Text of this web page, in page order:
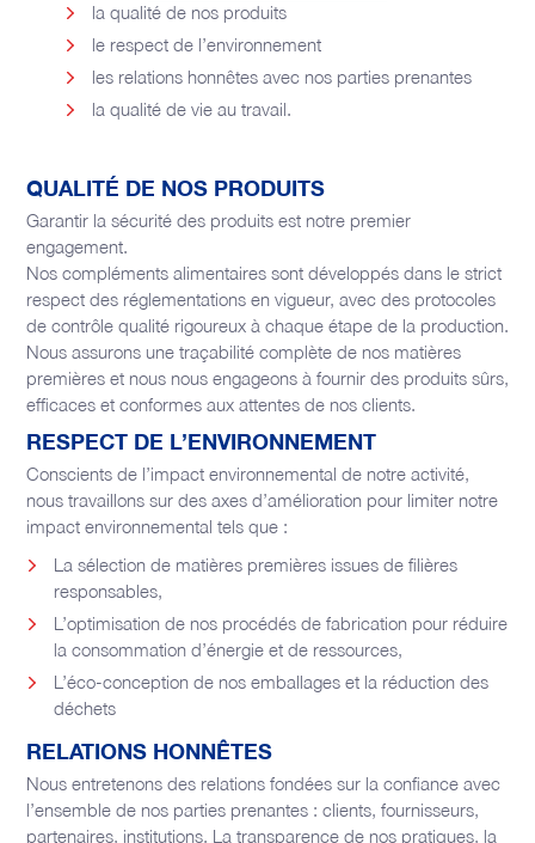
la qualité de nos produits
le respect de l’environnement
les relations honnêtes avec nos parties prenantes
la qualité de vie au travail.
QUALITÉ DE NOS PRODUITS
Garantir la sécurité des produits est notre premier
engagement.
Nos compléments alimentaires sont développés dans le strict
respect des réglementations en vigueur, avec des protocoles
de contrôle qualité rigoureux à chaque étape de la production.
Nous assurons une traçabilité complète de nos matières
premières et nous nous engageons à fournir des produits sûrs,
efficaces et conformes aux attentes de nos clients.
RESPECT DE L’ENVIRONNEMENT
Conscients de l’impact environnemental de notre activité,
nous travaillons sur des axes d’amélioration pour limiter notre
impact environnemental tels que :
La sélection de matières premières issues de filières
responsables,
L’optimisation de nos procédés de fabrication pour réduire
la consommation d’énergie et de ressources,
L’éco-conception de nos emballages et la réduction des
déchets
RELATIONS HONNÊTES
Nous entretenons des relations fondées sur la confiance avec
l’ensemble de nos parties prenantes : clients, fournisseurs,
partenaires, institutions. La transparence de nos pratiques, la